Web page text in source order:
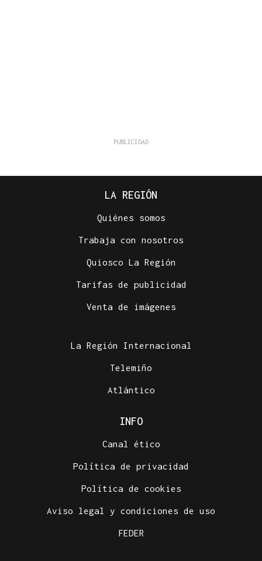
LA REGIÓN
Quiénes somos
Trabaja con nosotros
Quiosco La Región
Tarifas de publicidad
Venta de imágenes
La Región Internacional
Telemiño
Atlántico
INFO
Canal ético
Política de privacidad
Política de cookies
Aviso legal y condiciones de uso
FEDER